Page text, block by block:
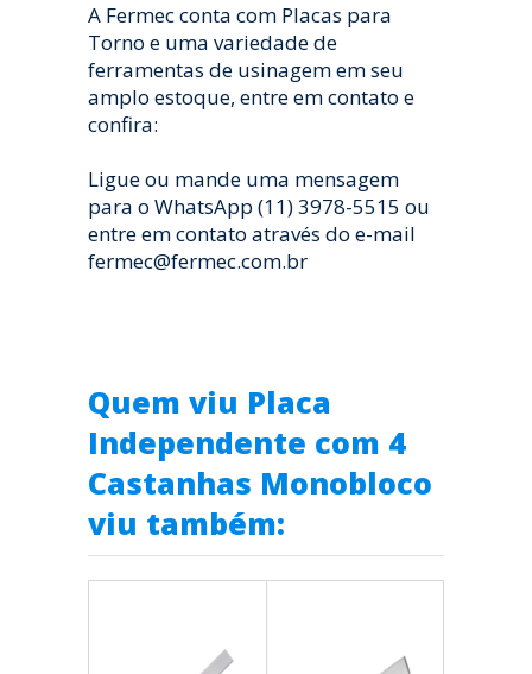
A Fermec conta com Placas para
Torno e uma variedade de
ferramentas de usinagem em seu
amplo estoque, entre em contato e
confira:
Ligue ou mande uma mensagem
para o WhatsApp (11) 3978-5515 ou
entre em contato através do e-mail
fermec@fermec.com.br
Quem viu Placa
Independente com 4
Castanhas Monobloco
viu também: